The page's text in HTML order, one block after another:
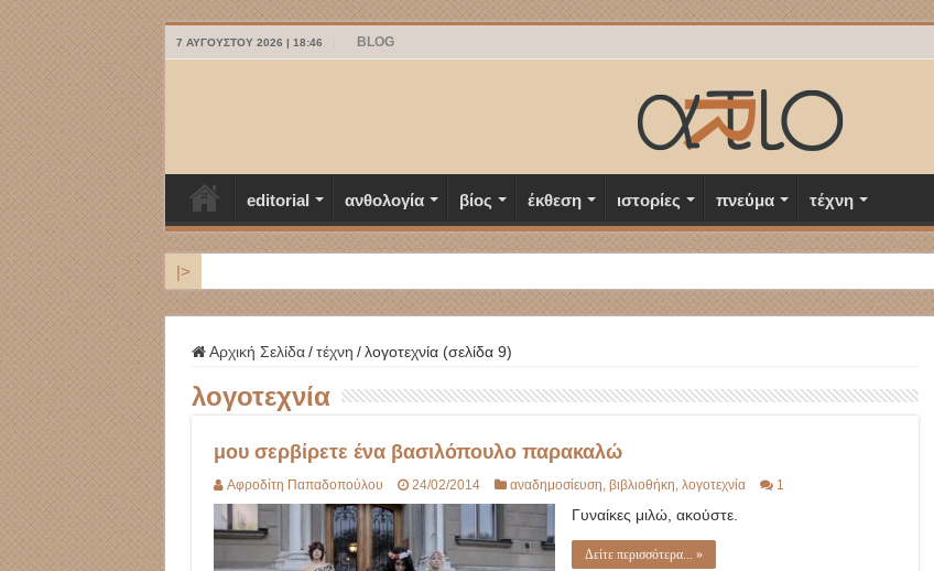
7 ΑΥΓΟΎΣΤΟΥ 2026 | 18:46 BLOG
editorial ανθολογία βίος έκθεση ιστορίες πνεύμα τέχνη
|>
Αρχική Σελίδα / τέχνη / λογοτεχνία (σελίδα 9)
λογοτεχνία
μου σερβίρετε ένα βασιλόπουλο παρακαλώ
Αφροδίτη Παπαδοπούλου 24/02/2014 αναδημοσίευση βιβλιοθήκη λογοτεχνία 1
Γυναίκες μιλώ, ακούστε.
Δείτε περισσότερα... »